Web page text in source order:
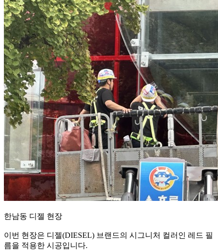
한남동 디젤 현장
이번 현장은 디젤(DIESEL) 브랜드의 시그니처 컬러인 레드 필
름을 적용한 시공입니다.